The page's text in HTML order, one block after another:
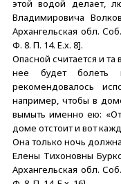
этой водой делает,
Владимировича
Архангельская обл.
Ф. 8. П. 14. Е.х. 8].
Опасной считается и
нее будет болеть
рекомендовалось
например, чтобы в
вымыть именно ею:
доме отстоит и вот
Она только ночь
Елены Тихоновны
Архангельская обл.